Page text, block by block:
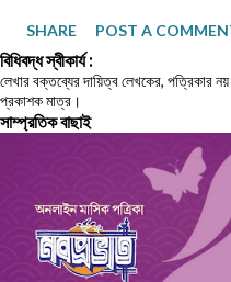
বয়স তখন ৩১, অর্থাৎ রামের বয়স ৪০ বৎসর
বড় ভাই সম্পাতির কাছে । সেদিন ছিল
সীতার সঙ্গে সাক্ষাৎ করে আসার পরে
অমাবস্যা পর্য্যন্ত তাঁরা সমুদ্র তীরে
ত্রয়োদশী পর্য্যন্ত সেতু ...
SHARE POST A
বিধিবদ্ধ স্বীকার্য :
লেখার বক্তব্যের দায়িত্ব লেখকের, পত্রিকার
প্রকাশক মাত্র।
সাম্প্রতিক বাছাই